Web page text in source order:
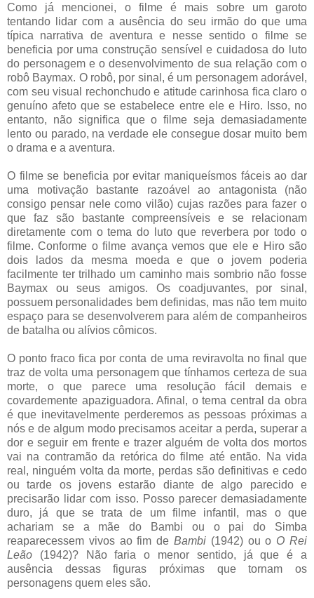
Como já mencionei, o filme é mais sobre um garoto
tentando lidar com a ausência do seu irmão do que uma
típica narrativa de aventura e nesse sentido o filme se
beneficia por uma construção sensível e cuidadosa do luto
do personagem e o desenvolvimento de sua relação com o
robô Baymax. O robô, por sinal, é um personagem adorável,
com seu visual rechonchudo e atitude carinhosa fica claro o
genuíno afeto que se estabelece entre ele e Hiro. Isso, no
entanto, não significa que o filme seja demasiadamente
lento ou parado, na verdade ele consegue dosar muito bem
o drama e a aventura.
O filme se beneficia por evitar maniqueísmos fáceis ao dar
uma motivação bastante razoável ao antagonista (não
consigo pensar nele como vilão) cujas razões para fazer o
que faz são bastante compreensíveis e se relacionam
diretamente com o tema do luto que reverbera por todo o
filme. Conforme o filme avança vemos que ele e Hiro são
dois lados da mesma moeda e que o jovem poderia
facilmente ter trilhado um caminho mais sombrio não fosse
Baymax ou seus amigos. Os coadjuvantes, por sinal,
possuem personalidades bem definidas, mas não tem muito
espaço para se desenvolverem para além de companheiros
de batalha ou alívios cômicos.
O ponto fraco fica por conta de uma reviravolta no final que
traz de volta uma personagem que tínhamos certeza de sua
morte, o que parece uma resolução fácil demais e
covardemente apaziguadora. Afinal, o tema central da obra
é que inevitavelmente perderemos as pessoas próximas a
nós e de algum modo precisamos aceitar a perda, superar a
dor e seguir em frente e trazer alguém de volta dos mortos
vai na contramão da retórica do filme até então. Na vida
real, ninguém volta da morte, perdas são definitivas e cedo
ou tarde os jovens estarão diante de algo parecido e
precisarão lidar com isso. Posso parecer demasiadamente
duro, já que se trata de um filme infantil, mas o que
achariam se a mãe do Bambi ou o pai do Simba
reaparecessem vivos ao fim de Bambi (1942) ou o O Rei
Leão (1942)? Não faria o menor sentido, já que é a
ausência dessas figuras próximas que tornam os
personagens quem eles são.